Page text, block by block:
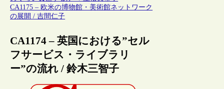
CA1175 – 欧米の博物館・美術館ネットワーク
の展開 / 吉間仁子
CA1174 – 英国における”セル
フサービス・ライブラリ
ー”の流れ / 鈴木三智子